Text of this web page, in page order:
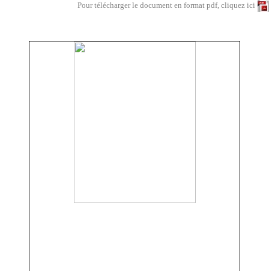
Pour télécharger le document en format pdf, cliquez ici